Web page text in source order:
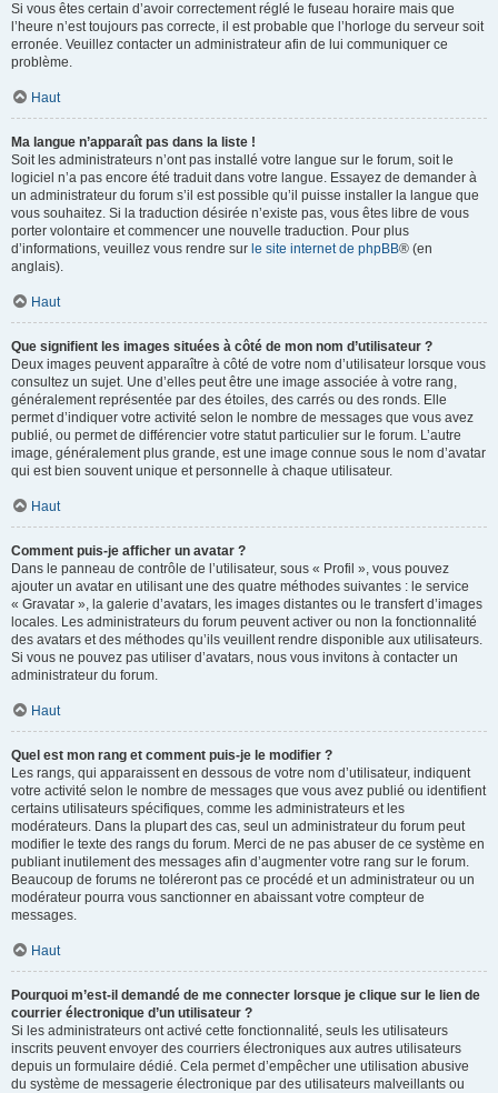
Si vous êtes certain d’avoir correctement réglé le fuseau horaire mais que
l’heure n’est toujours pas correcte, il est probable que l’horloge du serveur soit
erronée. Veuillez contacter un administrateur afin de lui communiquer ce
problème.
Haut
Ma langue n’apparaît pas dans la liste !
Soit les administrateurs n’ont pas installé votre langue sur le forum, soit le
logiciel n’a pas encore été traduit dans votre langue. Essayez de demander à
un administrateur du forum s’il est possible qu’il puisse installer la langue que
vous souhaitez. Si la traduction désirée n’existe pas, vous êtes libre de vous
porter volontaire et commencer une nouvelle traduction. Pour plus
d’informations, veuillez vous rendre sur le site internet de phpBB® (en
anglais).
Haut
Que signifient les images situées à côté de mon nom d’utilisateur ?
Deux images peuvent apparaître à côté de votre nom d’utilisateur lorsque vous
consultez un sujet. Une d’elles peut être une image associée à votre rang,
généralement représentée par des étoiles, des carrés ou des ronds. Elle
permet d’indiquer votre activité selon le nombre de messages que vous avez
publié, ou permet de différencier votre statut particulier sur le forum. L’autre
image, généralement plus grande, est une image connue sous le nom d’avatar
qui est bien souvent unique et personnelle à chaque utilisateur.
Haut
Comment puis-je afficher un avatar ?
Dans le panneau de contrôle de l’utilisateur, sous « Profil », vous pouvez
ajouter un avatar en utilisant une des quatre méthodes suivantes : le service
« Gravatar », la galerie d’avatars, les images distantes ou le transfert d’images
locales. Les administrateurs du forum peuvent activer ou non la fonctionnalité
des avatars et des méthodes qu’ils veuillent rendre disponible aux utilisateurs.
Si vous ne pouvez pas utiliser d’avatars, nous vous invitons à contacter un
administrateur du forum.
Haut
Quel est mon rang et comment puis-je le modifier ?
Les rangs, qui apparaissent en dessous de votre nom d’utilisateur, indiquent
votre activité selon le nombre de messages que vous avez publié ou identifient
certains utilisateurs spécifiques, comme les administrateurs et les
modérateurs. Dans la plupart des cas, seul un administrateur du forum peut
modifier le texte des rangs du forum. Merci de ne pas abuser de ce système en
publiant inutilement des messages afin d’augmenter votre rang sur le forum.
Beaucoup de forums ne toléreront pas ce procédé et un administrateur ou un
modérateur pourra vous sanctionner en abaissant votre compteur de
messages.
Haut
Pourquoi m’est-il demandé de me connecter lorsque je clique sur le lien de
courrier électronique d’un utilisateur ?
Si les administrateurs ont activé cette fonctionnalité, seuls les utilisateurs
inscrits peuvent envoyer des courriers électroniques aux autres utilisateurs
depuis un formulaire dédié. Cela permet d’empêcher une utilisation abusive
du système de messagerie électronique par des utilisateurs malveillants ou